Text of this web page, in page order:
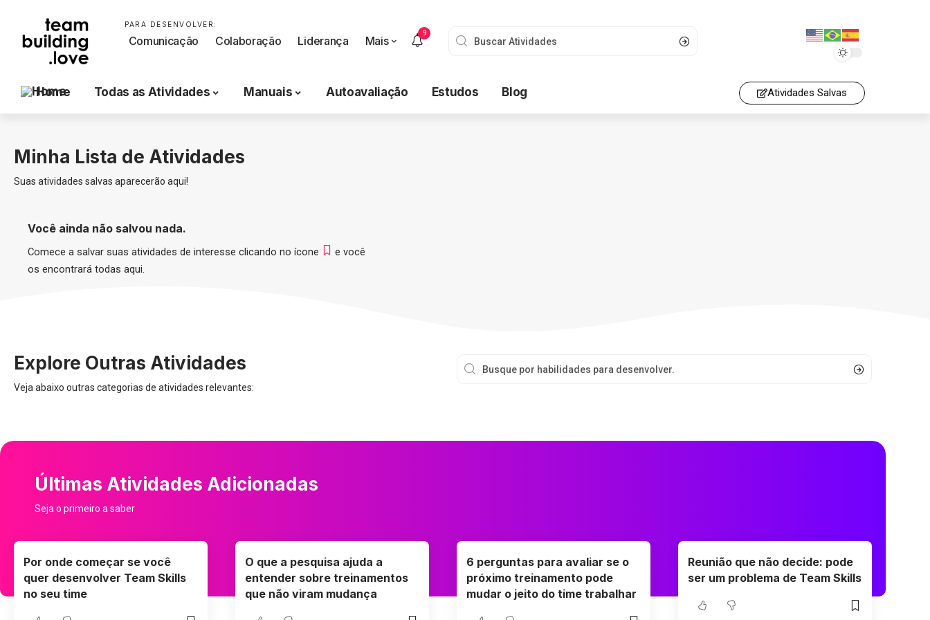
PARA DESENVOLVER:
Comunicação Colaboração Liderança Mais
9
Home Todas as Atividades Manuais Autoavaliação Estudos Blog Atividades Salvas
Minha Lista de Atividades
Suas atividades salvas aparecerão aqui!
Você ainda não salvou nada.
Comece a salvar suas atividades de interesse clicando no ícone
e você
os encontrará todas aqui.
Explore Outras Atividades
Veja abaixo outras categorias de atividades relevantes:
Últimas Atividades Adicionadas
Seja o primeiro a saber
Por onde começar se você
quer desenvolver Team Skills
no seu time
O que a pesquisa ajuda a
entender sobre treinamentos
que não viram mudança
6 perguntas para avaliar se o
próximo treinamento pode
mudar o jeito do time trabalhar
Reunião que não decide: pode
ser um problema de Team Skills